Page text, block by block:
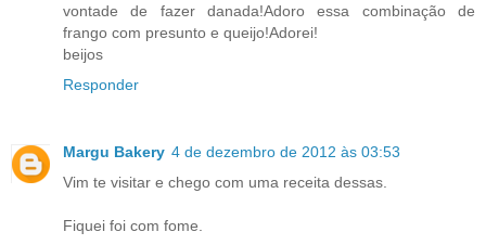
vontade de fazer danada!Adoro essa combinação de
frango com presunto e queijo!Adorei!
beijos
Responder
Margu Bakery 4 de dezembro de 2012 às 03:53
Vim te visitar e chego com uma receita dessas.
Fiquei foi com fome.